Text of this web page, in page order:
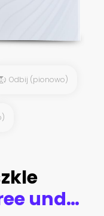
Odbij (pionowo)
green-leafed tree under golden hour